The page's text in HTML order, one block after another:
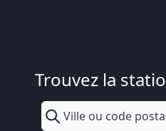
Trouvez la